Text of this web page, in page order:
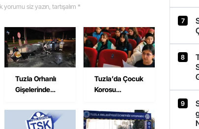
siz yazın, tartışalım *
Tuzla Orhanlı
Gişelerinde
Savran Hayatını
Kaybetti
Tuzla’da Çocuk
Korosu
Sürdürüyor
7
8
9